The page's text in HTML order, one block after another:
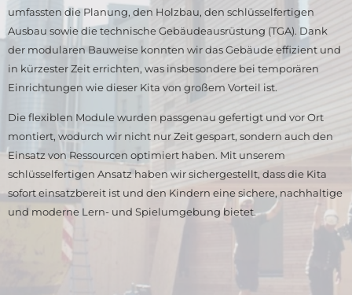
umfassten die Planung, den Holzbau, den schlüsselfertigen
Ausbau sowie die technische Gebäudeausrüstung (TGA). Dank
der modularen Bauweise konnten wir das Gebäude effizient und
in kürzester Zeit errichten, was insbesondere bei temporären
Einrichtungen wie dieser Kita von großem Vorteil ist.
Die flexiblen Module wurden passgenau gefertigt und vor Ort
montiert, wodurch wir nicht nur Zeit gespart, sondern auch den
Einsatz von Ressourcen optimiert haben. Mit unserem
schlüsselfertigen Ansatz haben wir sichergestellt, dass die Kita
sofort einsatzbereit ist und den Kindern eine sichere, nachhaltige
und moderne Lern- und Spielumgebung bietet.